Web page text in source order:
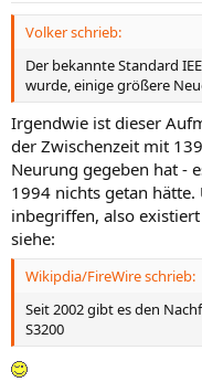
Volker schrieb:
Der bekannte Standard
wurde, einige größere
Irgendwie ist dieser
der Zwischenzeit mit
Neurung gegeben hat -
1994 nichts getan
inbegriffen, also
siehe:
Wikipdia/FireWire schrieb:
Seit 2002 gibt es den
S3200